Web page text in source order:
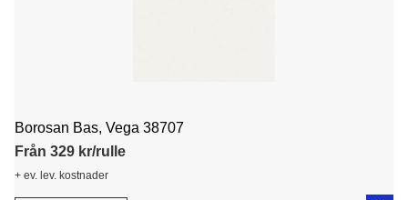
Borosan Bas, Vega 38707
Från 329 kr/rulle
+ ev. lev. kostnader